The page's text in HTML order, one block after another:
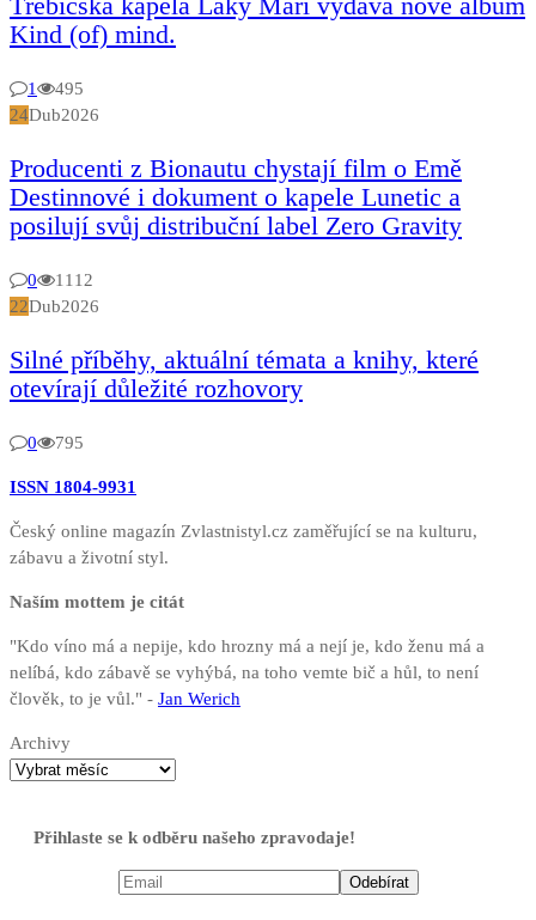
Kind (of) mind.
1
495
24Dub2026
Producenti z Bionautu chystají film o Emě
Destinnové i dokument o kapele Lunetic a
posilují svůj distribuční label Zero Gravity
0
1112
22Dub2026
Silné příběhy, aktuální témata a knihy, které
otevírají důležité rozhovory
0 795
ISSN 1804-9931
Český online magazín Zvlastnistyl.cz zaměřující se na kulturu,
zábavu a životní styl.
Naším mottem je citát
"Kdo víno má a nepije, kdo hrozny má a nejí je, kdo ženu má a
nelíbá, kdo zábavě se vyhýbá, na toho vemte bič a hůl, to není
člověk, to je vůl." - Jan Werich
Archivy
Přihlaste se k odběru našeho zpravodaje!